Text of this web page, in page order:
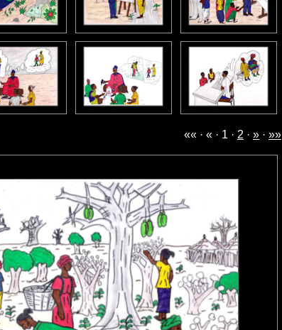
«« · « · 1 · 2 · » · »»